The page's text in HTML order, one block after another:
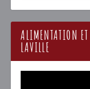
ALIMENTATION
LAVILLE